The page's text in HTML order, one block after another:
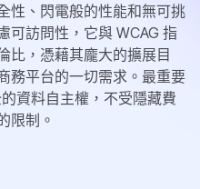
性、閃電般的性能和無可挑
可訪問性，它與 WCAG 指
比，憑藉其龐大的擴展目
務平台的一切需求。最重要
資料自主權，不受隱藏費
限制。